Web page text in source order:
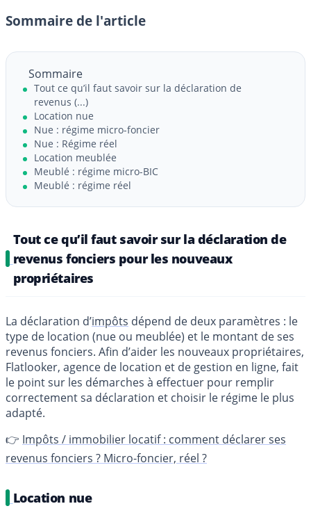
Sommaire de l'article
Sommaire
Tout ce qu’il faut savoir sur la déclaration de
revenus (...)
Location nue
Nue : régime micro-foncier
Nue : Régime réel
Location meublée
Meublé : régime micro-BIC
Meublé : régime réel
Tout ce qu’il faut savoir sur la déclaration de
revenus fonciers pour les nouveaux
propriétaires
La déclaration d’impôts dépend de deux paramètres : le
type de location (nue ou meublée) et le montant de ses
revenus fonciers. Afin d’aider les nouveaux propriétaires,
Flatlooker, agence de location et de gestion en ligne, fait
le point sur les démarches à effectuer pour remplir
correctement sa déclaration et choisir le régime le plus
adapté.
👉 Impôts / immobilier locatif : comment déclarer ses
revenus fonciers ? Micro-foncier, réel ?
Location nue